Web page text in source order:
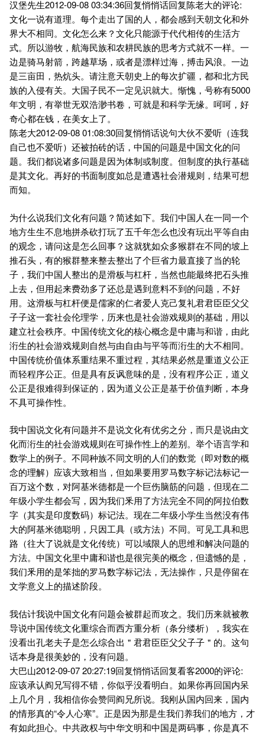
汉堡先生2012-09-08 03:34:36回复悄悄话回复陈老大的评论:
文化一说有道理。每个走出了国的人，都会感到天朝文化和外
界大不相同。文化怎么来？文化只能源于代代相传的生活方
式。所以游牧，航海民族和农耕民族的思考方式就不一样。一
边是骑马射箭，跨越草场，或者是漂样过海，搏击风浪。一边
是三亩田，热炕头。请注意天朝史上的每次扩疆，都和北方民
族的入侵有关。大国子民不一定见识就大。惭愧，号称有5000
年文明，有举世无双浩渺书卷，可就是和科学无缘。呵呵，好
奇心都在钱，在美女上了。
陈老大2012-09-08 01:08:30回复悄悄话说句大伙不爱听（连我
自己也不爱听）还被拍砖的话，中国的问题是中国文化的问
题。我们都说诸多问题是因为体制或制度。但制度的执行基础
是其文化。再好的书面制度如总是遭遇社会潜规则，结果可想
而知。
为什么说我们文化有问题？简述如下。我们中国人在一同一个
地方生生不息地拼杀砍打玩了五千年怎么也没有玩出平等自由
的观念，请问这是怎么回事？这就犹如众多猴群在不同的坡上
推石头，有的猴群整来整去整出了个巨省力最直接了当的轮
子，我们中国人整出的是滑板与杠杆，当然也能最终把石头推
上去，但用起来费劲多了还总是遇到意料不到的问题，不好
用。这滑板与杠杆便是儒家的仁者爱人克己复礼君君臣臣父父
子子这一套社会伦理学，历来也是社会游戏规则的基础，用以
建立社会秩序。中国传统文化的核心概念是中庸与和谐，由此
洐生的社会游戏规则自然与由自由与平等而洐生的大不相同。
中国传统价值体系重结果不重过程，其结果必然是重道义公正
而轻程序公正。但是具有反讽意味的是，没有程序公正，道义
公正是很难得到保证的，因为道义公正是基于价值判断，本身
不具可操作性。
我中国说文化有问题并不是说文化有优劣之分，而只是说由文
化而洐生的社会游戏规则在可操作性上的差别。举个语言学和
数学上的例子。不同种族不同文明的人们的数觉（即对数的概
念的理解）应该大致相当，但如果要用罗马数字标记法标记一
百万这个数，对阿基米德都是一个巨伤脑筋的问题，但现在二
年级小学生都会写，因为我们釆用了方法完全不同的阿拉伯数
字（其实是印度数码）标记法。现在二年级小学生当然没有伟
大的阿基米德聪明，只因工具（或方法）不同。可见工具和思
路（往大了说就是文化传统）可以域限人的思维和解决问题的
方法。中国文化里中庸和谐也是很完美的概念，但遗憾的是，
我们釆用的是笨拙的罗马数字标记法，无法操作，只是停留在
文学意义上的描述阶段。
我估计我说中国文化有问题会被群起而攻之。我们历来就被教
导说中国传统文化重综合而西方重分析（条分缕析），我实在
没看出孔老夫子是怎么综合出＂君君臣臣父父子子＂的。这句
话本身是很美妙的，没有问题。
大巴山2012-09-07 20:27:19回复悄悄话回复看客2000的评论:
应该承认阎兄写得不错，你似乎没看明白。如果你再回国内呆
上几个月，我相信你会赞同阎兄所说。我刚从国内回来，国内
的情形真的“令人心寒”。正是因为那是生我们养我们的地方，才
有如此担心。中共政权与中华文明和中国是两码事，你是真不